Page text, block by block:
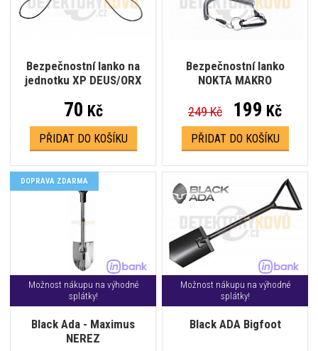
Bezpečnostní lanko na
jednotku XP DEUS/ORX
70 Kč
PŘIDAT DO KOŠÍKU
Bezpečnostní lanko
NOKTA MAKRO
249 Kč 199 Kč
PŘIDAT DO KOŠÍKU
Možnost nákupu na výhodné
splátky!
Black Ada - Maximus
NEREZ
DOPRAVA ZDARMA
Možnost nákupu na výhodné
splátky!
Black ADA Bigfoot